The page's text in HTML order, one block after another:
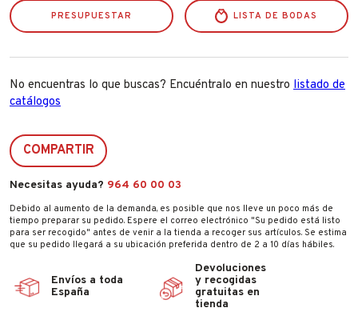
PRESUPUESTAR LISTA DE BODAS
No encuentras lo que buscas? Encuéntralo en nuestro listado de
catálogos
COMPARTIR
Necesitas ayuda? 964 60 00 03
Debido al aumento de la demanda, es posible que nos lleve un poco más de
tiempo preparar su pedido. Espere el correo electrónico "Su pedido está listo
para ser recogido" antes de venir a la tienda a recoger sus artículos. Se estima
que su pedido llegará a su ubicación preferida dentro de 2 a 10 días hábiles.
Envíos a toda
España
Devoluciones
y recogidas
gratuitas en
tienda